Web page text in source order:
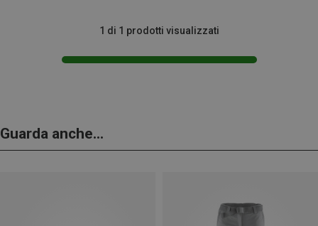
1 di 1 prodotti visualizzati
Guarda anche...